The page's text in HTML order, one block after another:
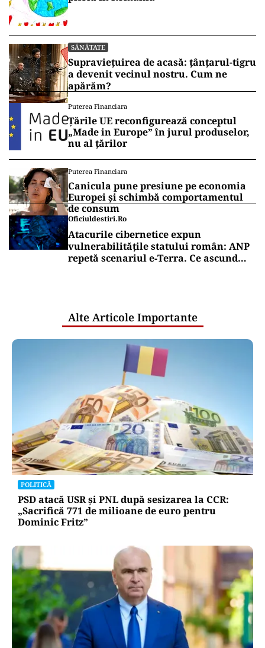
SĂNĂTATE
Supraviețuirea de acasă: țânțarul-tigru
a devenit vecinul nostru. Cum ne
apărăm?
Puterea Financiara
Țările UE reconfigurează conceptul
„Made in Europe” în jurul produselor,
nu al țărilor
Puterea Financiara
Canicula pune presiune pe economia
Europei și schimbă comportamentul
de consum
Oficiuldestiri.ro
Atacurile cibernetice expun
vulnerabilitățile statului român: ANP
repetă scenariul e‑Terra. Ce ascund
Alte Articole Importante
POLITICĂ
PSD atacă USR și PNL după sesizarea la CCR:
„Sacrifică 771 de milioane de euro pentru
Dominic Fritz”